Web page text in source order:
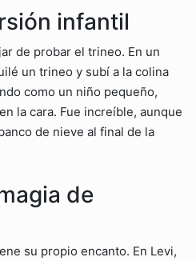
infantil
de probar el trineo. En un
un trineo y subí a la colina
como un niño pequeño,
la cara. Fue increíble, aunque
de nieve al final de la
de
su propio encanto. En Levi,